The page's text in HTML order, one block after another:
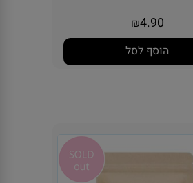
₪4.90
הוסף לסל